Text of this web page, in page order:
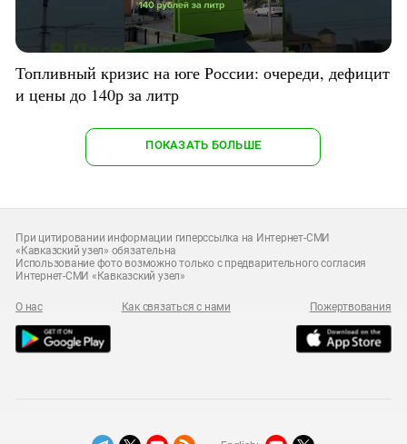
Топливный кризис на юге России: очереди, дефицит
и цены до 140р за литр
ПОКАЗАТЬ БОЛЬШЕ
При цитировании информации гиперссылка на Интернет-СМИ
«Кавказский узел» обязательна
Использование фото возможно только с предварительного согласия
Интернет-СМИ «Кавказский узел»
О нас Как связаться с нами Пожертвования